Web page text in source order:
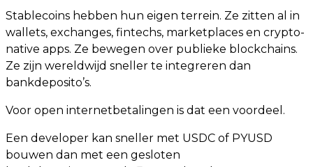
Stablecoins hebben hun eigen terrein. Ze zitten al in
wallets, exchanges, fintechs, marketplaces en crypto-
native apps. Ze bewegen over publieke blockchains.
Ze zijn wereldwijd sneller te integreren dan
bankdeposito’s.
Voor open internetbetalingen is dat een voordeel.
Een developer kan sneller met USDC of PYUSD
bouwen dan met een gesloten